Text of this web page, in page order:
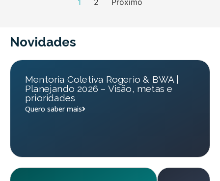
1 2 Próximo
Novidades
Mentoria Coletiva Rogerio & BWA |
Planejando 2026 – Visão, metas e
prioridades
Quero saber mais